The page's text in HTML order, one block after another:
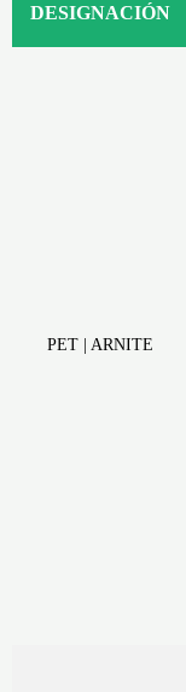
DESIGNACIÓN
PET | ARNITE